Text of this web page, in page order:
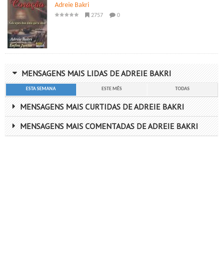
Adreie Bakri
2757 0
MENSAGENS MAIS LIDAS DE ADREIE BAKRI
ESTA SEMANA ESTE MÊS TODAS
MENSAGENS MAIS CURTIDAS DE ADREIE BAKRI
MENSAGENS MAIS COMENTADAS DE ADREIE BAKRI